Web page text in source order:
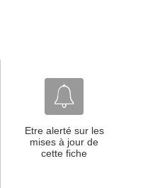
Etre alerté sur les
mises à jour de
cette fiche